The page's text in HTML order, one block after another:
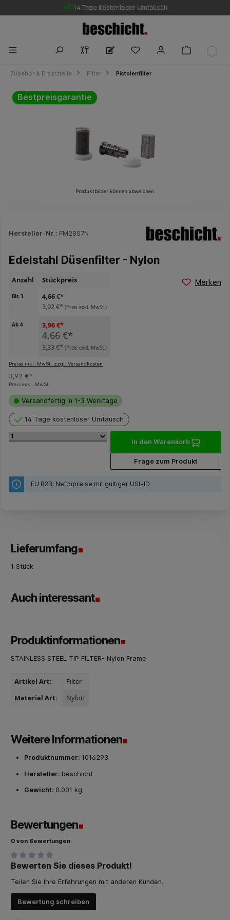
Gratis DE-Versand ab 250 €
14 Tage kostenloser Umtausch
Zubehör & Ersatzteile Filter Pistolenfilter
Bildergalerie überspringen
Bestpreisgarantie
Produktbilder können abweichen
Hersteller-Nr.: FM2807N
Edelstahl Düsenfilter - Nylon
Anzahl Stückpreis
Bis3
4,66 €*
3,92 €*(Preis exkl. MwSt.)
Ab4 3,96 €*
4,66 €*
3,33 €*(Preis exkl. MwSt.)
Merken
Preise inkl. MwSt. zzgl. Versandkosten
3,92 €*
Preis exkl. MwSt.
Versandfertig in 1-3 Werktage
14 Tage kostenloser Umtausch
In den Warenkorb
Frage zum Produkt
EU B2B: Nettopreise mit gültiger USt-ID
Lieferumfang
1 Stück
Auch interessant
Produktinformationen
STAINLESS STEEL TIP FILTER- Nylon Frame
Artikel Art:
Filter
Material Art:
Nylon
Weitere Informationen
Produktnummer: 1016293
Hersteller: beschicht
Gewicht: 0.001 kg
Bewertungen
0 von Bewertungen
Durchschnittliche Bewertung von 0 von 5 Sternen
Bewerten Sie dieses Produkt!
Teilen Sie Ihre Erfahrungen mit anderen Kunden.
Bewertung schreiben